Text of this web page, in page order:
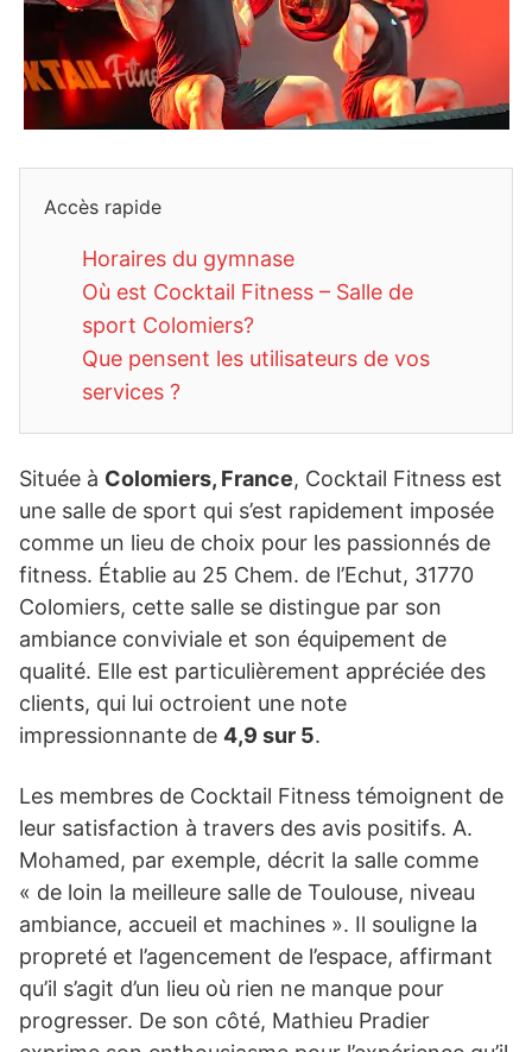
Accès rapide
Horaires du gymnase
Où est Cocktail Fitness – Salle de
sport Colomiers?
Que pensent les utilisateurs de vos
services ?
Située à Colomiers, France, Cocktail Fitness est
une salle de sport qui s’est rapidement imposée
comme un lieu de choix pour les passionnés de
fitness. Établie au 25 Chem. de l’Echut, 31770
Colomiers, cette salle se distingue par son
ambiance conviviale et son équipement de
qualité. Elle est particulièrement appréciée des
clients, qui lui octroient une note
impressionnante de 4,9 sur 5.
Les membres de Cocktail Fitness témoignent de
leur satisfaction à travers des avis positifs. A.
Mohamed, par exemple, décrit la salle comme
« de loin la meilleure salle de Toulouse, niveau
ambiance, accueil et machines ». Il souligne la
propreté et l’agencement de l’espace, affirmant
qu’il s’agit d’un lieu où rien ne manque pour
progresser. De son côté, Mathieu Pradier